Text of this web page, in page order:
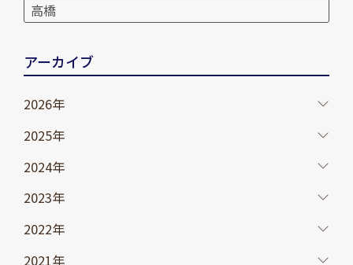
高橋
アーカイブ
2026年
2025年
2024年
2023年
2022年
2021年